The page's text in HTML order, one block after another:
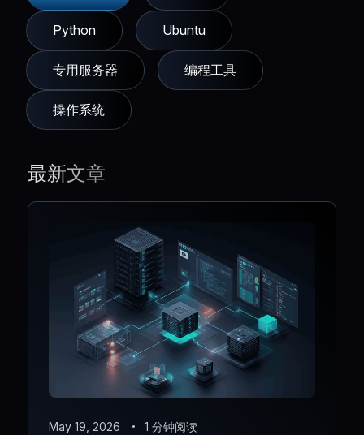
Python Ubuntu
专用服务器 编程工具
操作系统
最新文章
May 19, 2026 1 分钟阅读